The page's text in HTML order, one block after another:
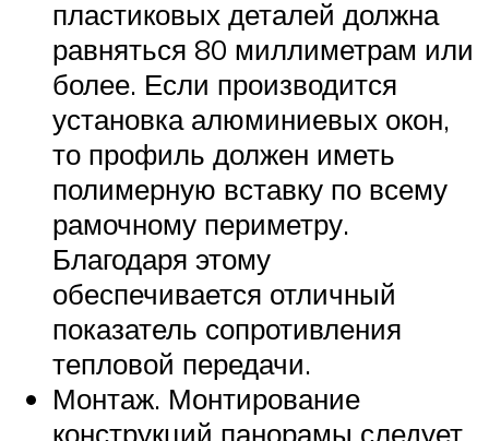
пластиковых деталей должна
равняться 80 миллиметрам или
более. Если производится
установка алюминиевых окон,
то профиль должен иметь
полимерную вставку по всему
рамочному периметру.
Благодаря этому
обеспечивается отличный
показатель сопротивления
тепловой передачи.
Монтаж. Монтирование
конструкций панорамы следует